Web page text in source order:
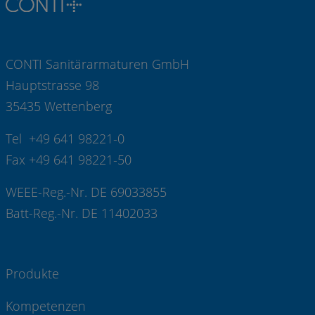
CONTI Sanitärarmaturen GmbH
Hauptstrasse 98
35435 Wettenberg
Tel +49 641 98221-0
Fax +49 641 98221-50
WEEE-Reg.-Nr. DE 69033855
Batt-Reg.-Nr. DE 11402033
Produkte
Kompetenzen